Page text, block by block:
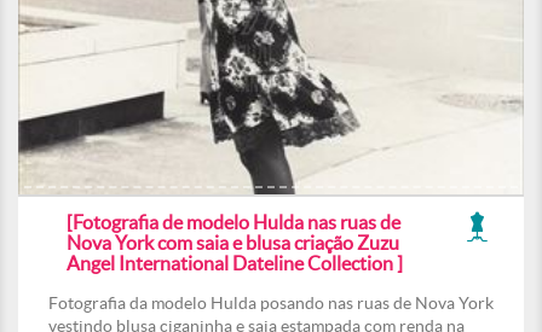
[Fotografia de modelo Hulda nas ruas de
Nova York com saia e blusa criação Zuzu
Angel International Dateline Collection ]
Fotografia da modelo Hulda posando nas ruas de Nova York
vestindo blusa ciganinha e saia estampada com renda na